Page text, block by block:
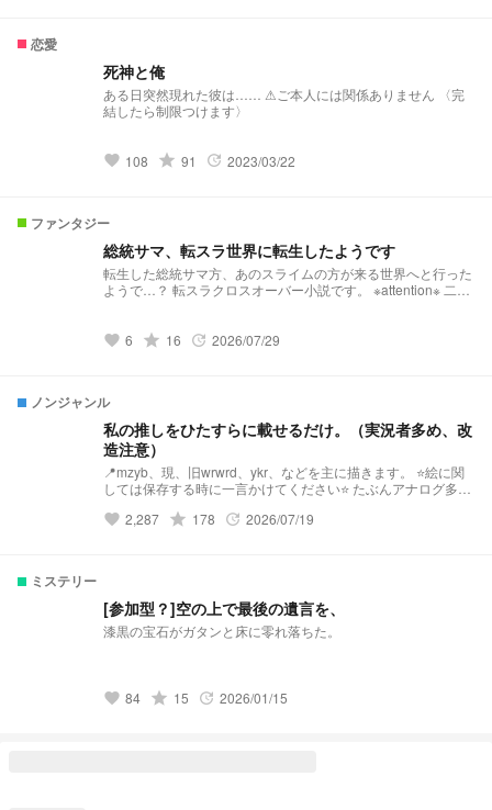
恋愛
死神と俺
ある日突然現れた彼は…… ⚠︎ご本人には関係ありません 〈完
結したら制限つけます〉
favorite 108 grade 91 update 2023/03/22
ファンタジー
総統サマ、転スラ世界に転生したようです
転生した総統サマ方、あのスライムの方が来る世界へと行った
ようで…？ 転スラクロスオーバー小説です。 ※attention※ 二次
は第一次wrwrd様です。 転スラとのクロスオーバーです。 地
は出てきません。レパロウ様推しの方ごめんなさい。
favorite 6 grade 16 update 2026/07/29
ノンジャンル
私の推しをひたすらに載せるだけ。（実況者多め、改
造注意）
📍mzyb、現、旧wrwrd、ykr、などを主に描きます。 ⭐️絵に関
しては保存する時に一言かけてください⭐️ たぶんアナログ多め
もらえたらすごく喜びます🫶🏻 リクエストは常時受け付けて
favorite 2,287 grade 178 update 2026/07/19
ミステリー
[参加型？]空の上で最後の遺言を、
漆黒の宝石がガタンと床に零れ落ちた。
favorite 84 grade 15 update 2026/01/15